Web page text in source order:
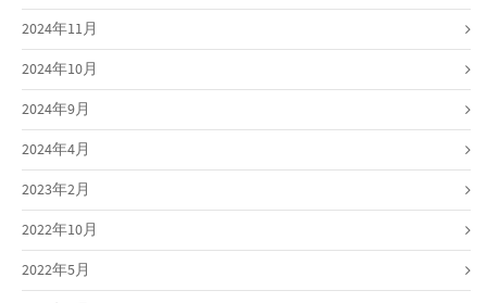
2024年11月
2024年10月
2024年9月
2024年4月
2023年2月
2022年10月
2022年5月